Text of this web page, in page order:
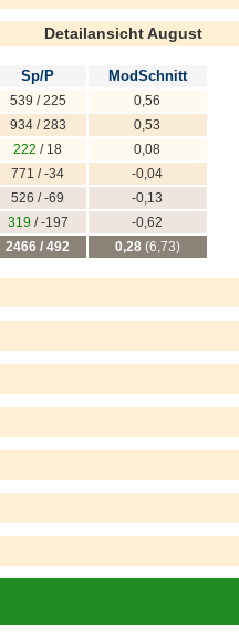
Detailansicht August
Sp/P ModSchnitt
539 / 225
0,56
934 / 283
0,53
222 / 18
0,08
771 / -34
-0,04
526 / -69
-0,13
319 / -197
-0,62
2466 / 492 0,28(6,73)